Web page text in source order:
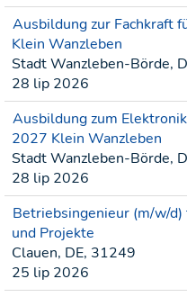
Ausbildung zur Fachkraft
Klein Wanzleben
Stadt Wanzleben-Börde,
28 lip 2026
Ausbildung zum
2027 Klein Wanzleben
Stadt Wanzleben-Börde,
28 lip 2026
Betriebsingenieur (m/w/
und Projekte
Clauen, DE, 31249
25 lip 2026